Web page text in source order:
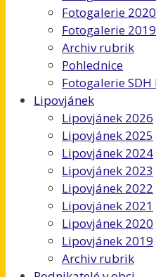
Fotogalerie 2020
Fotogalerie 2019
Archiv rubrik
Pohlednice
Fotogalerie SDH
Lipovjánek
Lipovjánek 2026
Lipovjánek 2025
Lipovjánek 2024
Lipovjánek 2023
Lipovjánek 2022
Lipovjánek 2021
Lipovjánek 2020
Lipovjánek 2019
Archiv rubrik